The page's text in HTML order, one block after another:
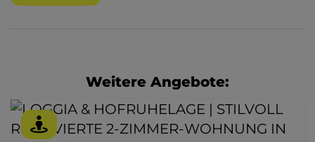
Weitere Angebote: